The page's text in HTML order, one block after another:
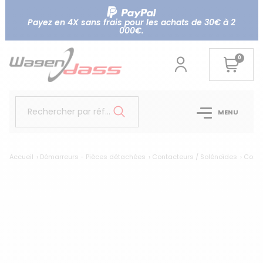
Payez en 4X sans frais pour les achats de 30€ à 2
000€.
0
Rechercher par référence... MENU
Accueil Démarreurs - Pièces détachées Contacteurs / Solénoïdes